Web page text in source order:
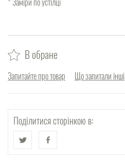
В обране
Запитайте про товар Що запитали інші
Поділитися сторінкою в: